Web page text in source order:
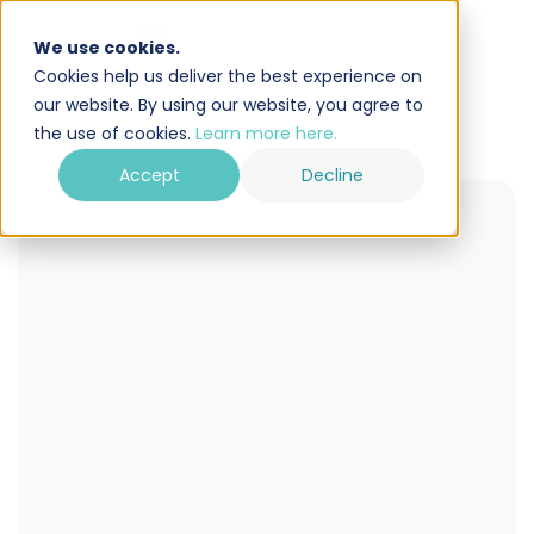
We use cookies.
Cookies help us deliver the best experience on
our website. By using our website, you agree to
the use of cookies. Learn more here.
Accept
Decline